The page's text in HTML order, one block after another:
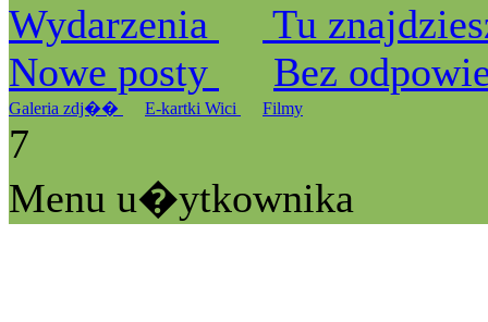
Wydarzenia
Tu
Nowe posty
Bez
Galeria zdj�� E-kartki Wici Filmy
7
Menu u�ytkownika